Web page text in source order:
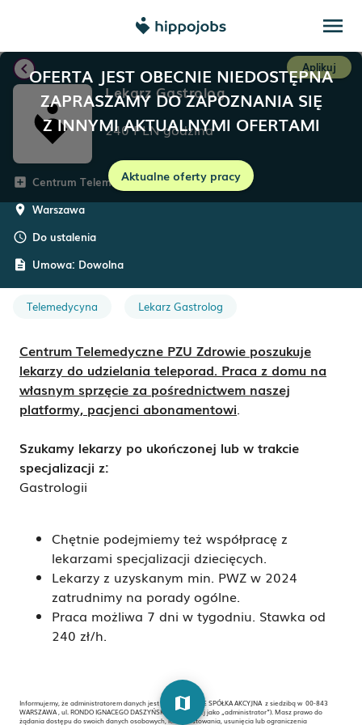
menu
OFERTA JEST OBECNIE NIEDOSTĘPNA
ZAPRASZAMY DO ZAPOZNANIA SIĘ
Z INNYMI AKTUALNYMI OFERTAMI
Aktualne oferty pracy
chevron_left Aplikuj
Lekarz Gastrolog
240PLNgodzina
add_box Centrum Telemedyczne PZU Zdrowie
room Warszawa
schedule Do ustalenia
description Umowa: Dowolna
Telemedycyna Lekarz Gastrolog
Centrum Telemedyczne PZU Zdrowie poszukuje
lekarzy do udzielania teleporad. Praca z domu na
własnym sprzęcie za pośrednictwem naszej
platformy, pacjenci abonamentowi.
Szukamy lekarzy po ukończonej lub w trakcie
specjalizacji z:
Gastrologii
Chętnie podejmiemy też współpracę z
lekarzami specjalizacji dziecięcych.
Lekarzy z uzyskanym min. PWZ w 2024
zatrudnimy na porady ogólne.
Praca możliwa 7 dni w tygodniu. Stawka od
240 zł/h.
Informujemy, że administratorem danych jest PZU ZDROWIE SPÓŁKA AKCYJNA z siedzibą w 00-843
WARSZAWA , ul. RONDO IGNACEGO DASZYŃSKIEGO 4 (dalej jako „administrator”). Masz prawo do
żądania dostępu do swoich danych osobowych, ich sprostowania, usunięcia lub ograniczenia
map